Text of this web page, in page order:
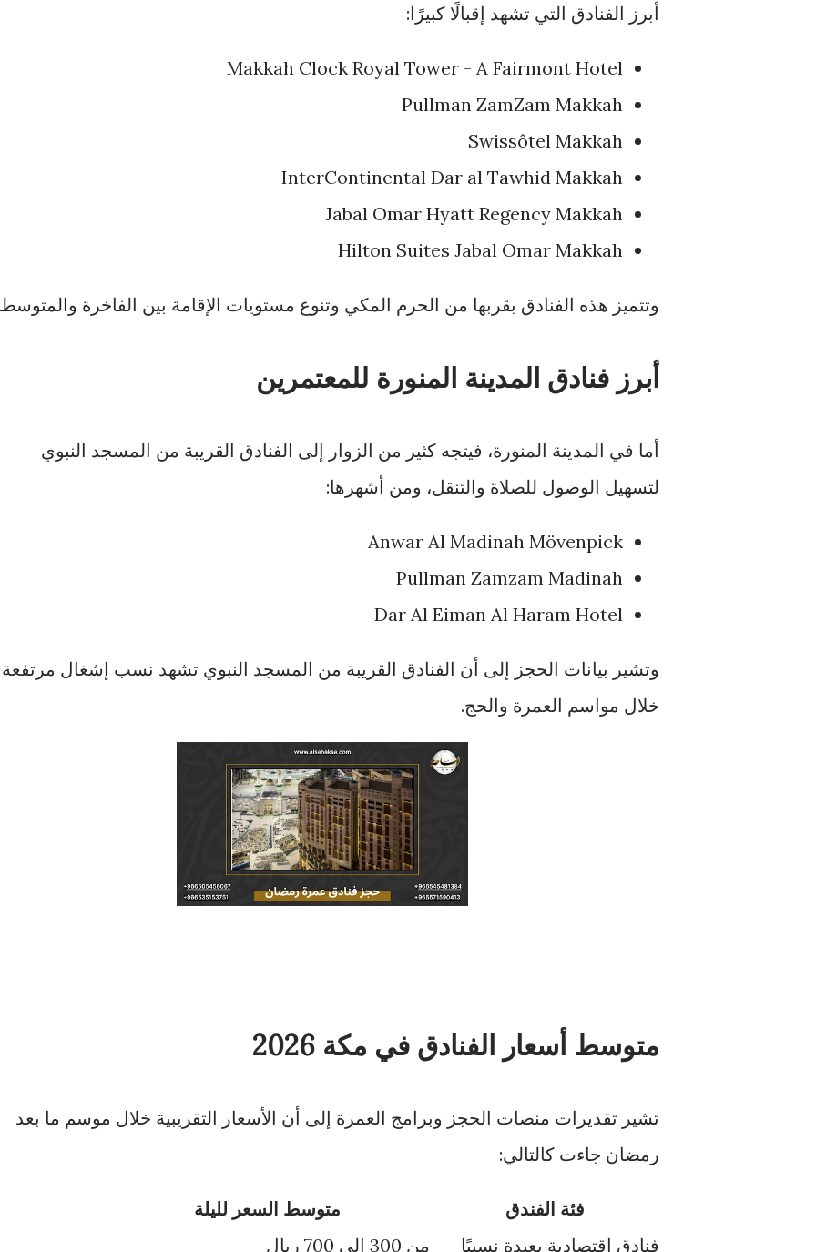
أبرز الفنادق التي تشهد إقبالًا كبيرًا:
Makkah Clock Royal Tower - A Fairmont Hotel
Pullman ZamZam Makkah
Swissôtel Makkah
InterContinental Dar al Tawhid Makkah
Jabal Omar Hyatt Regency Makkah
Hilton Suites Jabal Omar Makkah
وتتميز هذه الفنادق بقربها من الحرم المكي وتنوع مستويات الإقامة بين الفاخرة
أبرز فنادق المدينة المنورة للمعتمرين
أما في المدينة المنورة، فيتجه كثير من الزوار إلى الفنادق القريبة من المسجد النبوي
لتسهيل الوصول للصلاة والتنقل، ومن أشهرها:
Anwar Al Madinah Mövenpick
Pullman Zamzam Madinah
Dar Al Eiman Al Haram Hotel
وتشير بيانات الحجز إلى أن الفنادق القريبة من المسجد النبوي تشهد نسب إشغال مرتفعة
خلال مواسم العمرة والحج.
متوسط أسعار الفنادق في مكة 2026
تشير تقديرات منصات الحجز وبرامج العمرة إلى أن الأسعار التقريبية خلال موسم ما بعد
رمضان جاءت كالتالي:
فئة الفندق
متوسط السعر لليلة
فنادق اقتصادية بعيدة نسبيًا
من 300 إلى 700 ريال